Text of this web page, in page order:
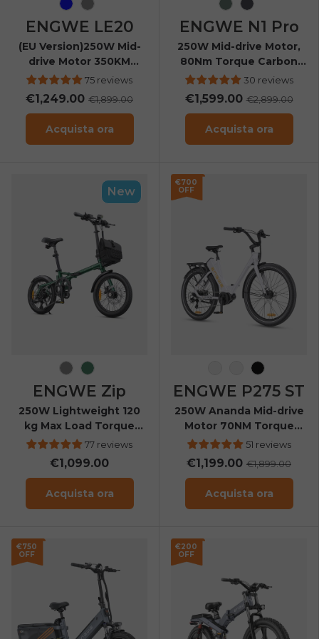
ENGWE LE20
(EU Version)250W Mid-
drive Motor 350KM
Super Long Range
Cargo E Bike
75 reviews
€1,249.00 €1,899.00
Acquista ora
ENGWE N1 Pro
250W Mid-drive Motor,
80Nm Torque Carbon
Fiber City E-bike
30 reviews
€1,599.00€2,899.00
Acquista ora
New
Space Grey
Olive Green
ENGWE Zip
250W Lightweight 120
kg Max Load Torque
Sensor Folding E-bike
77 reviews
€1,099.00
Acquista ora
€700
OFF
Bianco-Arancio
Bianco
Nero
ENGWE P275 ST
250W Ananda Mid-drive
Motor 70NM Torque
Step Thru Urban E-Bike
51 reviews
€1,199.00 €1,899.00
Acquista ora
€750
OFF
€200
OFF